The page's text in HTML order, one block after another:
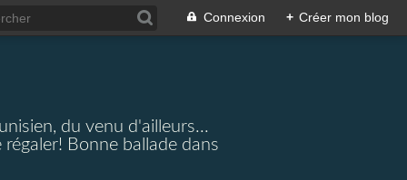
Connexion + Créer mon blog
du venu d'ailleurs...
Bonne ballade dans